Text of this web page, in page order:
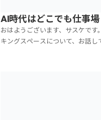
AI時代はどこでも仕事場
おはようございます、サスケで
キングスペースについて、お話